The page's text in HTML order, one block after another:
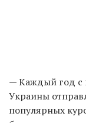
— Каждый год с
Украины
популярных